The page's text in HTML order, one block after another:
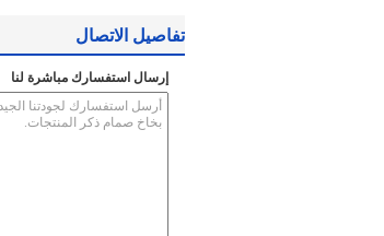
تفاصيل الاتصال
إرسال استفسارك مباشرة لنا